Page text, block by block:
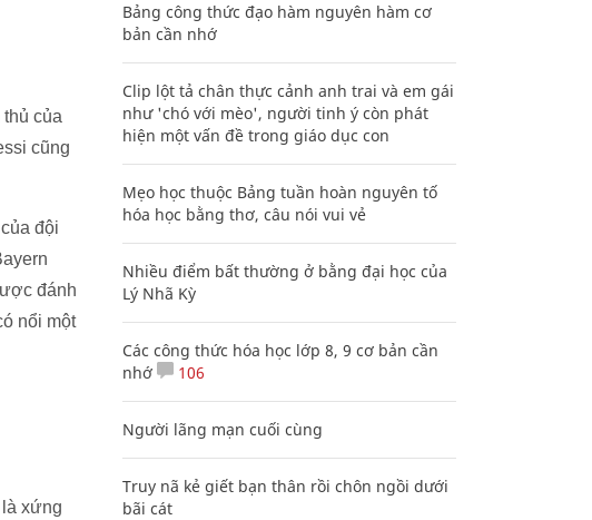
của
cũng
đội
đánh
nổi một
xứng
Bảng công thức đạo hàm nguyên hàm cơ
bản cần nhớ
Clip lột tả chân thực cảnh anh trai và em gái
như 'chó với mèo', người tinh ý còn phát
hiện một vấn đề trong giáo dục con
Mẹo học thuộc Bảng tuần hoàn nguyên tố
hóa học bằng thơ, câu nói vui vẻ
Nhiều điểm bất thường ở bằng đại học của
Lý Nhã Kỳ
Các công thức hóa học lớp 8, 9 cơ bản cần
nhớ
106
Người lãng mạn cuối cùng
Truy nã kẻ giết bạn thân rồi chôn ngồi dưới
bãi cát